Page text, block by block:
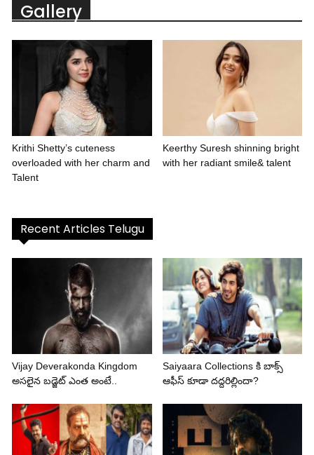
Gallery
Krithi Shetty’s cuteness
overloaded with her charm and
Talent
Keerthy Suresh shinning bright
with her radiant smile& talent
Recent Articles Telugu
Vijay Deverakonda Kingdom
అసలైన బడ్జెట్ ఎంత అంటే..
Saiyaara Collections కి బాక్స్
ఆఫీస్ కూడా దద్దరిల్లిందా?